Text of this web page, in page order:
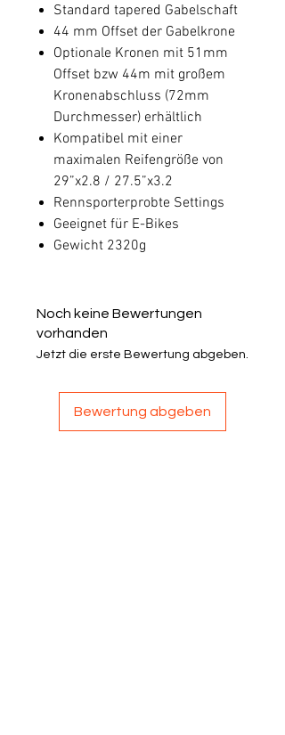
Standard tapered Gabelschaft
44 mm Offset der Gabelkrone
Optionale Kronen mit 51mm
Offset bzw 44m mit großem
Kronenabschluss (72mm
Durchmesser) erhältlich
Kompatibel mit einer
maximalen Reifengröße von
29”x2.8 / 27.5”x3.2
Rennsporterprobte Settings
Geeignet für E-Bikes
Gewicht 2320g
Noch keine Bewertungen
vorhanden
Jetzt die erste Bewertung abgeben.
Bewertung abgeben